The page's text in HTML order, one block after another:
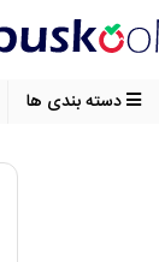
دسته بندی ها